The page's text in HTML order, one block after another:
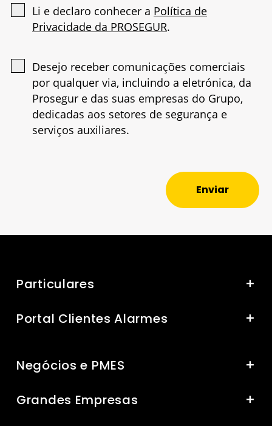
Li e declaro conhecer a Política de
Privacidade da PROSEGUR.
Desejo receber comunicações comerciais
por qualquer via, incluindo a eletrónica, da
Prosegur e das suas empresas do Grupo,
dedicadas aos setores de segurança e
serviços auxiliares.
Enviar
Particulares
Portal Clientes Alarmes
Negócios e PMES
Grandes Empresas